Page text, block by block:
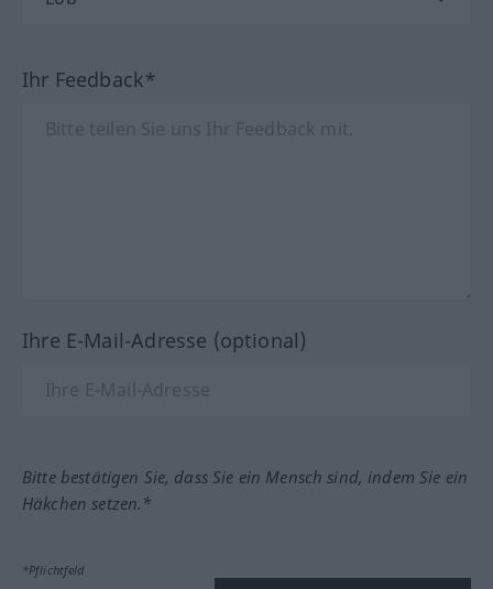
Ihr Feedback*
Ihre E-Mail-Adresse (optional)
Bitte bestätigen Sie, dass Sie ein Mensch sind, indem Sie ein
Häkchen setzen.*
*Pflichtfeld